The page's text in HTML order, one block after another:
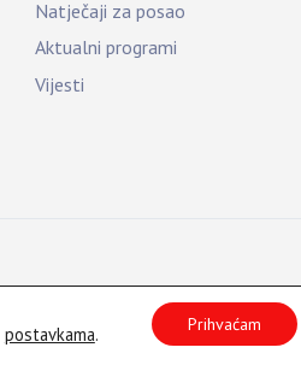
Natječaji za posao
Aktualni programi
Vijesti
postavkama. Prihvaćam